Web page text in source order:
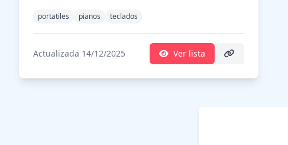
portatiles pianos teclados
Actualizada 14/12/2025 Ver lista